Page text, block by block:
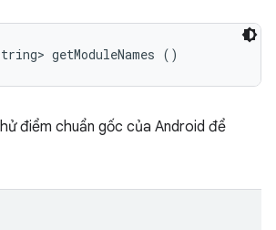
getModuleNames ()
điểm chuẩn gốc của Android để